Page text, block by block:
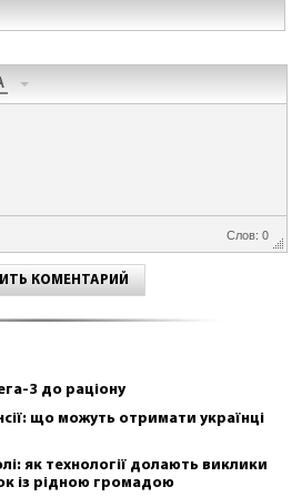
Слов: 0
КОМЕНТАРИЙ
3 до раціону
що можуть отримати українці
як технології долають виклики
із рідною громадою